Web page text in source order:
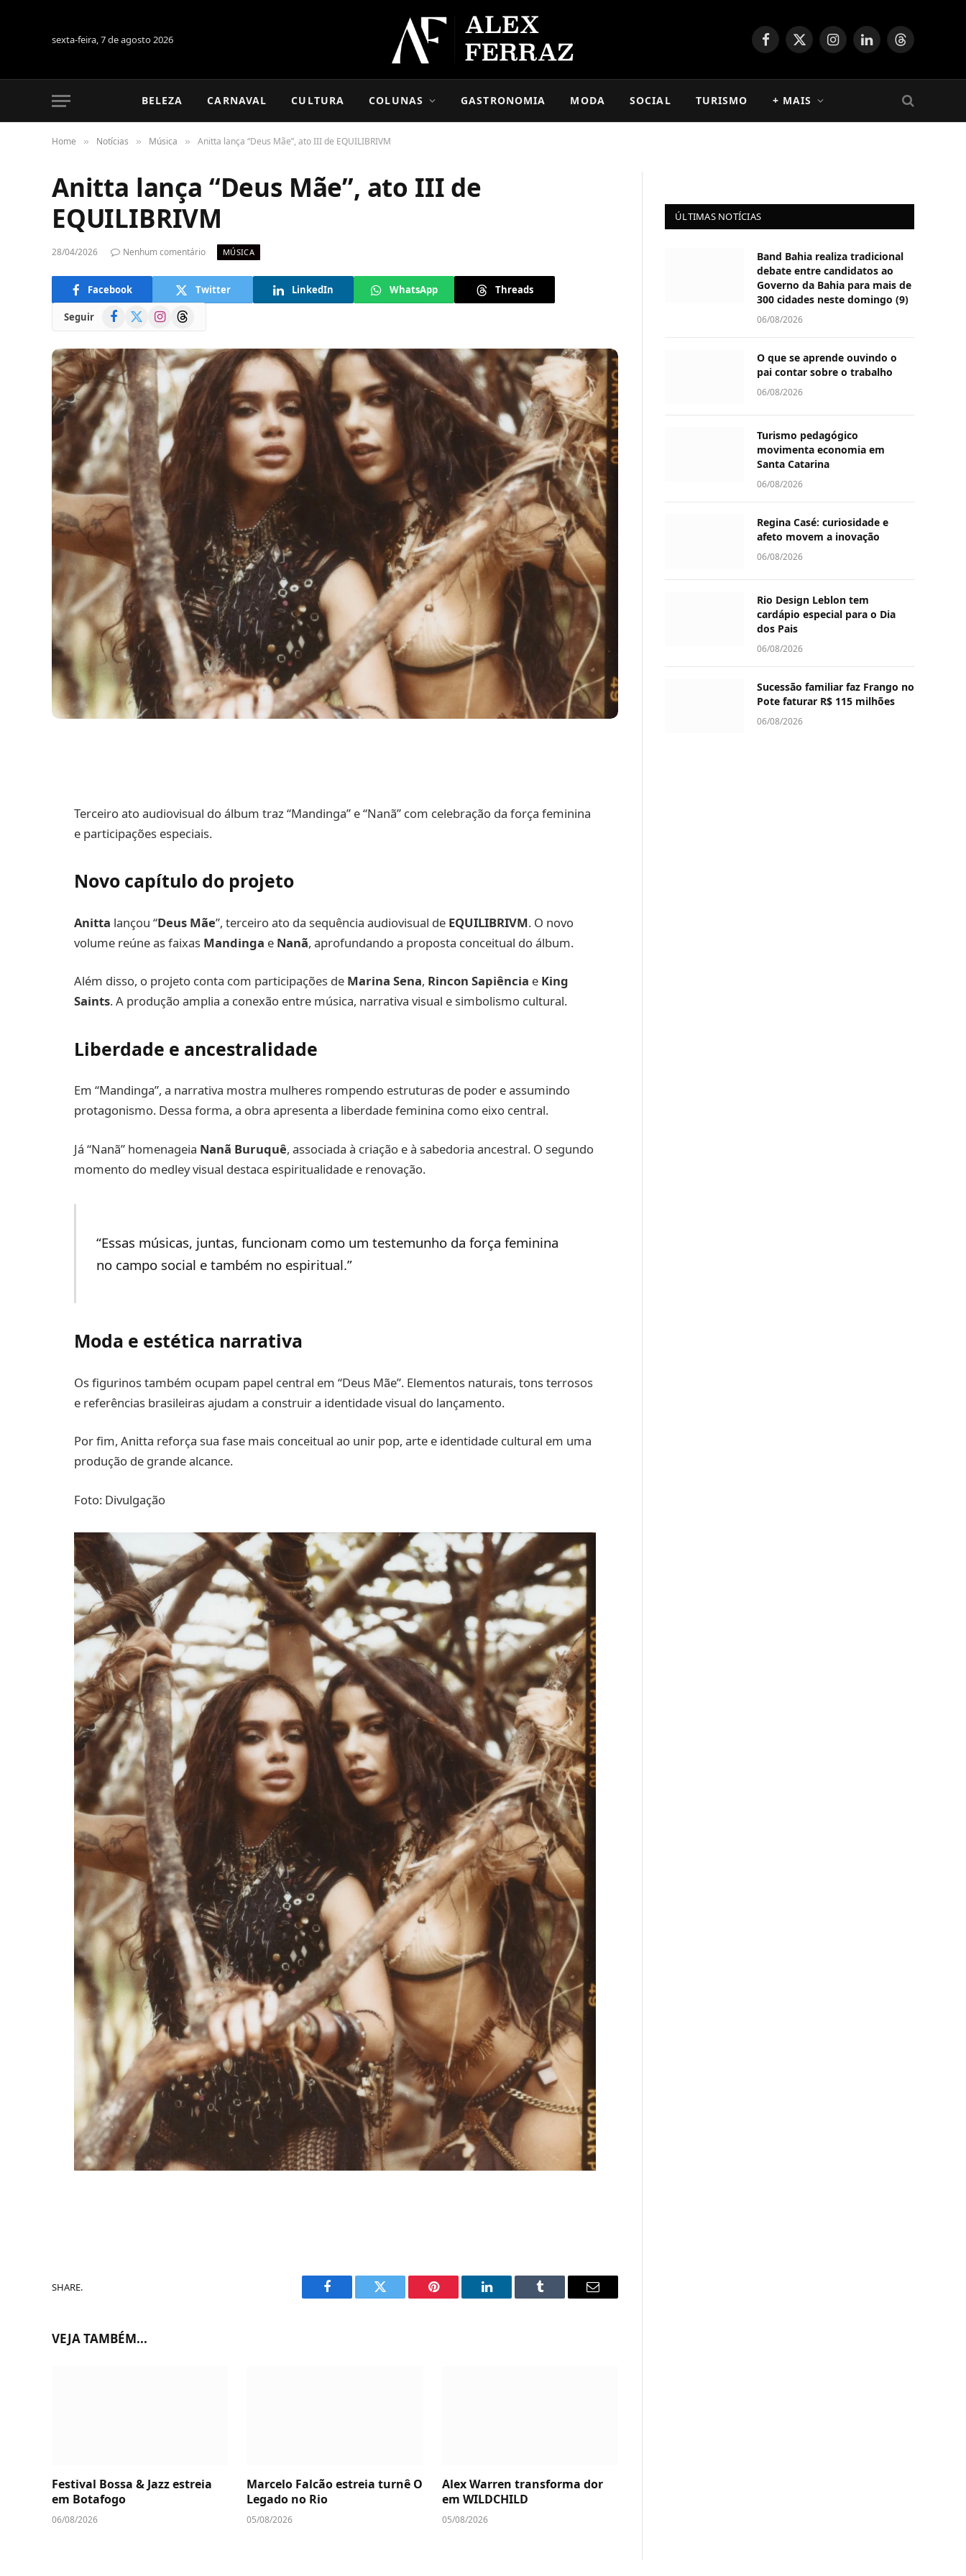
sexta-feira, 7 de agosto 2026 Facebook
X
InstagramLinkedInThreads
BELEZA CARNAVAL CULTURA COLUNAS GASTRONOMIA MODA SOCIAL TURISMO + MAIS
Home » Notícias » Música » Anitta lança “Deus Mãe”, ato III de EQUILIBRIVM
Anitta lança “Deus Mãe”, ato III de
EQUILIBRIVM
28/04/2026 Nenhum comentário MÚSICA
Facebook Twitter LinkedIn WhatsApp Threads
Seguir Facebook
(Twitter)
InstagramThreads
Terceiro ato audiovisual do álbum traz “Mandinga” e “Nanã” com celebração da força feminina
e participações especiais.
Novo capítulo do projeto
Anitta lançou “Deus Mãe”, terceiro ato da sequência audiovisual de EQUILIBRIVM. O novo
volume reúne as faixas Mandinga e Nanã, aprofundando a proposta conceitual do álbum.
Além disso, o projeto conta com participações de Marina Sena, Rincon Sapiência e King
Saints. A produção amplia a conexão entre música, narrativa visual e simbolismo cultural.
Liberdade e ancestralidade
Em “Mandinga”, a narrativa mostra mulheres rompendo estruturas de poder e assumindo
protagonismo. Dessa forma, a obra apresenta a liberdade feminina como eixo central.
Já “Nanã” homenageia Nanã Buruquê, associada à criação e à sabedoria ancestral. O segundo
momento do medley visual destaca espiritualidade e renovação.
“Essas músicas, juntas, funcionam como um testemunho da força feminina
no campo social e também no espiritual.”
Moda e estética narrativa
Os figurinos também ocupam papel central em “Deus Mãe”. Elementos naturais, tons terrosos
e referências brasileiras ajudam a construir a identidade visual do lançamento.
Por fim, Anitta reforça sua fase mais conceitual ao unir pop, arte e identidade cultural em uma
produção de grande alcance.
Foto: Divulgação
SHARE.
Facebook Twitter Pinterest LinkedIn Tumblr Email
VEJA TAMBÉM...
Festival Bossa & Jazz estreia
em Botafogo
06/08/2026
Marcelo Falcão estreia turnê O
Legado no Rio
05/08/2026
Alex Warren transforma dor
em WILDCHILD
05/08/2026
ÚLTIMAS NOTÍCIAS
Band Bahia realiza tradicional
debate entre candidatos ao
Governo da Bahia para mais de
300 cidades neste domingo (9)
06/08/2026
O que se aprende ouvindo o
pai contar sobre o trabalho
06/08/2026
Turismo pedagógico
movimenta economia em
Santa Catarina
06/08/2026
Regina Casé: curiosidade e
afeto movem a inovação
06/08/2026
Rio Design Leblon tem
cardápio especial para o Dia
dos Pais
06/08/2026
Sucessão familiar faz Frango no
Pote faturar R$ 115 milhões
06/08/2026